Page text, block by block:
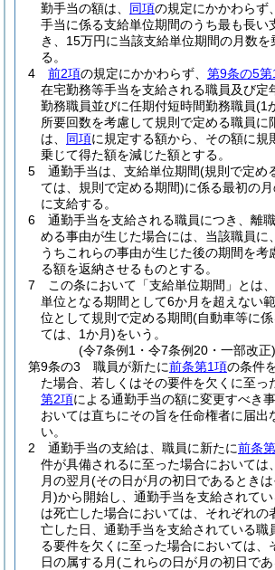
勤手当の額は、 同項の規定にかかわらず
手当に係る支給単位期間のうち最も長い
き、15万円に当該支給単位期間の月数を
る。
4
前2項の規定にかかわらず、 第9条の5第
在宅勤務等手当を支給される職員及び定
勤務職員並びに任期付短時間勤務職員(1
所要回数を考慮して規則で定める職員に
は、 同項に規定する額から、その額に規
乗じて得た額を減じた額とする。
5
通勤手当は、支給単位期間(規則で定め
ては、規則で定める期間)に係る最初の
に支給する。
6
通勤手当を支給される職員につき、離
める事由が生じた場合には、当該職員に
うちこれらの事由が生じた後の期間を考
る額を返納させるものとする。
7
この条において「支給単位期間」とは
単位となる期間として6か月を超えない
位として規則で定める期間(自動車等に
ては、1か月)をいう。
(令7条例1・令7条例20・一部改正)
第9条の3
職員が新たに前条第1項の条件
た場合、若しくはその要件を欠くに至っ
第2項による通勤手当の額に変更すべき
おいては直ちにその旨を任命権者に届出
い。
2
通勤手当の支給は、職員に新たに前条
件が具備されるに至った場合においては
月の翌月(その日が月の初日であるとき
月)から開始し、通勤手当を支給されて
は死亡した場合においては、それぞれの
亡した日、通勤手当を支給されている職
る要件を欠くに至った場合においては、
日の属する月(これらの日が月の初日で